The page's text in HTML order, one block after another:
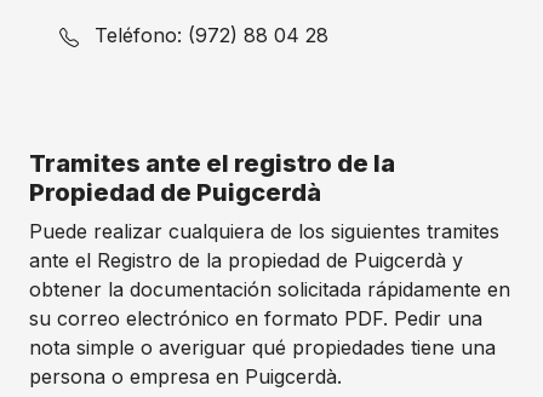
Teléfono: (972) 88 04 28
Tramites ante el registro de la
Propiedad de Puigcerdà
Puede realizar cualquiera de los siguientes tramites
ante el Registro de la propiedad de Puigcerdà y
obtener la documentación solicitada rápidamente en
su correo electrónico en formato PDF. Pedir una
nota simple o averiguar qué propiedades tiene una
persona o empresa en Puigcerdà.